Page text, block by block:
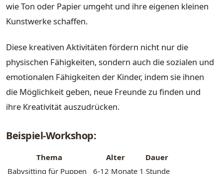
wie Ton oder Papier umgeht und ihre eigenen kleinen
Kunstwerke schaffen.
Diese kreativen Aktivitäten fördern nicht nur die
physischen Fähigkeiten, sondern auch die sozialen und
emotionalen Fähigkeiten der Kinder, indem sie ihnen
die Möglichkeit geben, neue Freunde zu finden und
ihre Kreativität auszudrücken.
Beispiel-Workshop:
Thema Alter
Dauer
Babysitting für Puppen
6-12 Monate 1 Stunde